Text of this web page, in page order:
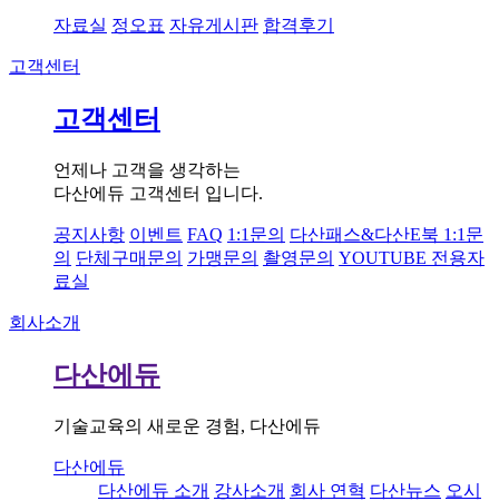
자료실 정오표 자유게시판 합격후기
고객센터
고객센터
언제나 고객을 생각하는
다산에듀 고객센터 입니다.
공지사항 이벤트 FAQ 1:1문의 다산패스&다산E북 1:1문
의 단체구매문의 가맹문의 촬영문의 YOUTUBE 전용자
료실
회사소개
다산에듀
기술교육의 새로운 경험, 다산에듀
다산에듀
다산에듀 소개 강사소개 회사 연혁 다산뉴스 오시